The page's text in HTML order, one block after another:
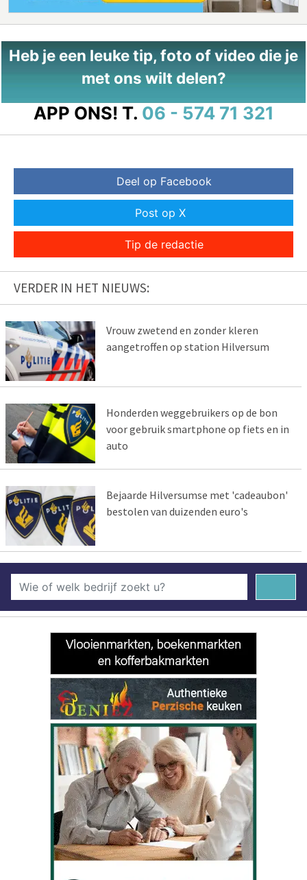
Heb je een leuke tip, foto of video die je
met ons wilt delen?
APP ONS! T. 06 - 574 71 321
Deel op Facebook
Post op X
Tip de redactie
VERDER IN HET NIEUWS:
Vrouw zwetend en zonder kleren
aangetroffen op station Hilversum
Honderden weggebruikers op de bon
voor gebruik smartphone op fiets en in
auto
Bejaarde Hilversumse met 'cadeaubon'
bestolen van duizenden euro's